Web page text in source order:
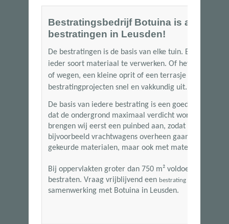
Bestratingsbedrijf Botuina is al meer
bestratingen in Leusden!
De bestratingen is de basis van elke tuin. Bij Botuina
ieder soort materiaal te verwerken. Of het nu gaat
of wegen, een kleine oprit of een terrasje met
bestratingprojecten snel en vakkundig uit.
De basis van iedere bestrating is een goede
dat de ondergrond maximaal verdicht wordt.
brengen wij eerst een puinbed aan, zodat de
bijvoorbeeld vrachtwagens overheen gaan. Wij
gekeurde materialen, maar ook met materialen van
Bij oppervlakten groter dan 750 m² voldoen wij aan
bestraten. Vraag vrijblijvend een bestrating offerte
samenwerking met Botuina in Leusden.